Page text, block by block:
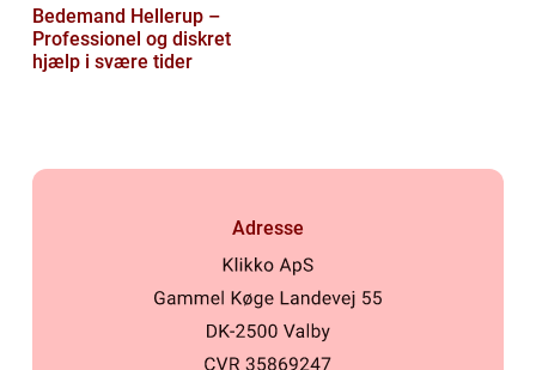
Bedemand Hellerup –
Professionel og diskret
hjælp i svære tider
Adresse